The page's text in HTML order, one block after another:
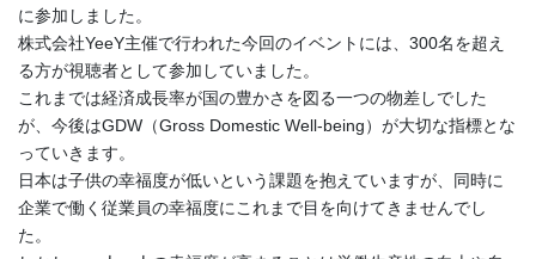
に参加しました。
株式会社YeeY主催で行われた今回のイベントには、300名を超え
る方が視聴者として参加していました。
これまでは経済成長率が国の豊かさを図る一つの物差しでした
が、今後はGDW（Gross Domestic Well-being）が大切な指標とな
っていきます。
日本は子供の幸福度が低いという課題を抱えていますが、同時に
企業で働く従業員の幸福度にこれまで目を向けてきませんでし
た。